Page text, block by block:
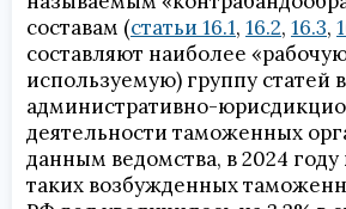
составам (статьи 16.1, 16.2, 16.3,
составляют наиболее
используемую) группу статей в
административно-
деятельности таможенных
данным ведомства, в 2024 году
таких возбужденных